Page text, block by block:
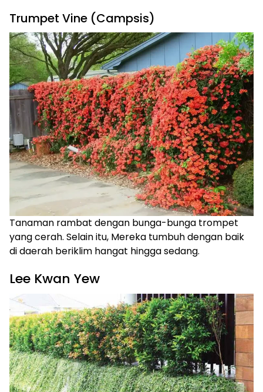
Trumpet Vine (Campsis)
Tanaman rambat dengan bunga-bunga trompet
yang cerah. Selain itu, Mereka tumbuh dengan baik
di daerah beriklim hangat hingga sedang.
Lee Kwan Yew